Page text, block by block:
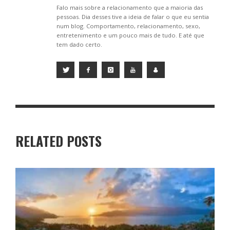
Falo mais sobre a relacionamento que a maioria das
pessoas. Dia desses tive a ideia de falar o que eu sentia
num blog. Comportamento, relacionamento, sexo,
entretenimento e um pouco mais de tudo. E até que
tem dado certo.
RELATED POSTS